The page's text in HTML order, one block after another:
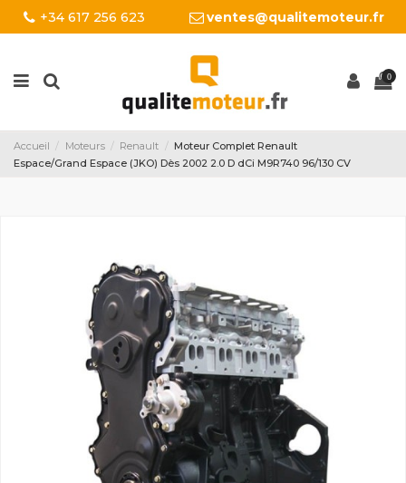
+34 617 256 623 ventes@qualitemoteur.fr
0
Accueil Moteurs Renault
Moteur Complet Renault
Espace/Grand Espace (JKO) Dès 2002 2.0 D dCi M9R740 96/130 CV